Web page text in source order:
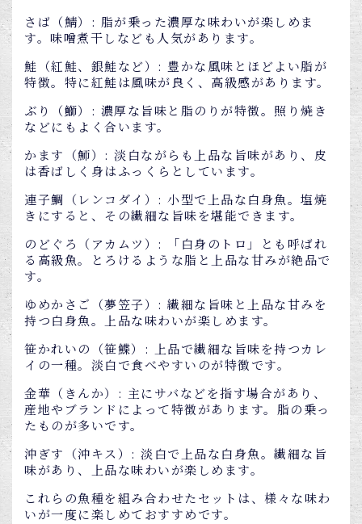
さば（鯖）: 脂が乗った濃厚な味わいが楽しめま
す。味噌煮干しなども人気があります。
鮭（紅鮭、銀鮭など）: 豊かな風味とほどよい脂が
特徴。特に紅鮭は風味が良く、高級感があります。
ぶり（鰤）: 濃厚な旨味と脂のりが特徴。照り焼き
などにもよく合います。
かます（魳）: 淡白ながらも上品な旨味があり、皮
は香ばしく身はふっくらとしています。
連子鯛（レンコダイ）: 小型で上品な白身魚。塩焼
きにすると、その繊細な旨味を堪能できます。
のどぐろ（アカムツ）: 「白身のトロ」とも呼ばれ
る高級魚。とろけるような脂と上品な甘みが絶品で
す。
ゆめかさご（夢笠子）: 繊細な旨味と上品な甘みを
持つ白身魚。上品な味わいが楽しめます。
笹かれいの（笹鰈）: 上品で繊細な旨味を持つカレ
イの一種。淡白で食べやすいのが特徴です。
金華（きんか）: 主にサバなどを指す場合があり、
産地やブランドによって特徴があります。脂の乗っ
たものが多いです。
沖ぎす（沖キス）: 淡白で上品な白身魚。繊細な旨
味があり、上品な味わいが楽しめます。
これらの魚種を組み合わせたセットは、様々な味わ
いが一度に楽しめておすすめです。